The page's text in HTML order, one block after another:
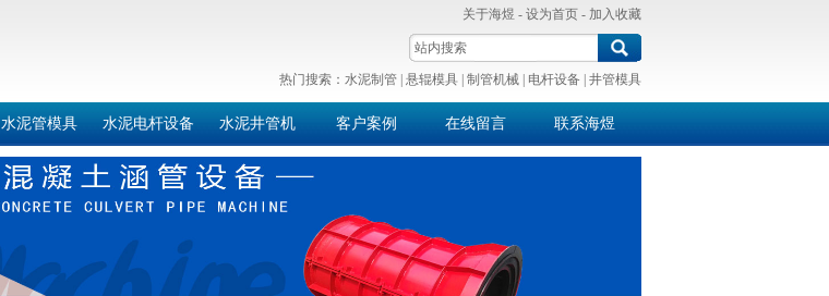
关于海煜 - 设为首页 - 加入收藏
热门搜索： 水泥制管 悬辊模具 制管机械 电杆设备 井管模具
水泥管模具 水泥电杆设备 水泥井管机 客户案例 在线留言 联系海煜